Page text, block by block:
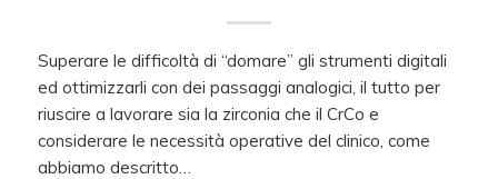
Superare le difficoltà di “domare” gli strumenti digitali
ed ottimizzarli con dei passaggi analogici, il tutto per
riuscire a lavorare sia la zirconia che il CrCo e
considerare le necessità operative del clinico, come
abbiamo descritto…